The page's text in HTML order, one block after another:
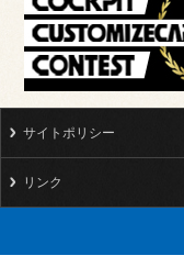
サイトポリシー
リンク